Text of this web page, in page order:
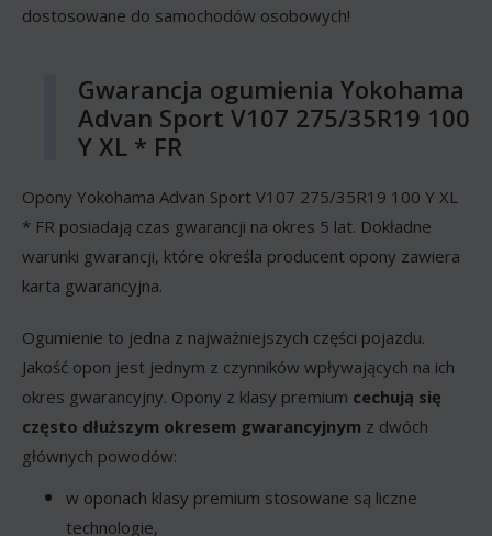
dostosowane do samochodów osobowych!
Gwarancja ogumienia Yokohama
Advan Sport V107 275/35R19 100
Y XL * FR
Opony Yokohama Advan Sport V107 275/35R19 100 Y XL
* FR posiadają czas gwarancji na okres 5 lat. Dokładne
warunki gwarancji, które określa producent opony zawiera
karta gwarancyjna.
Ogumienie to jedna z najważniejszych części pojazdu.
Jakość opon jest jednym z czynników wpływających na ich
okres gwarancyjny. Opony z klasy premium cechują się
często dłuższym okresem gwarancyjnym z dwóch
głównych powodów:
w oponach klasy premium stosowane są liczne
technologie,